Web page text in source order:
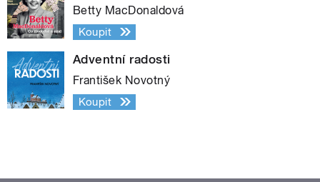
Betty MacDonaldová
Koupit
Adventní radosti
František Novotný
Koupit